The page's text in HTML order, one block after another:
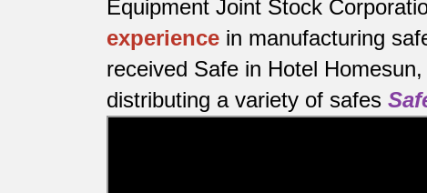
Equipment Joint Stock
experience in manufacturing
received Safe in Hotel
distributing a variety of safes